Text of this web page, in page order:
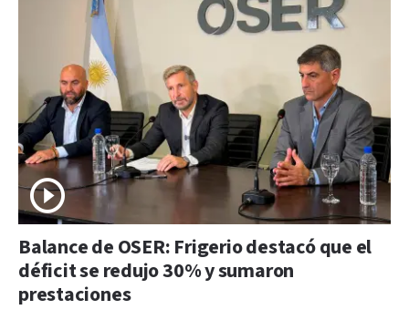
Balance de OSER: Frigerio destacó que el
déficit se redujo 30% y sumaron
prestaciones